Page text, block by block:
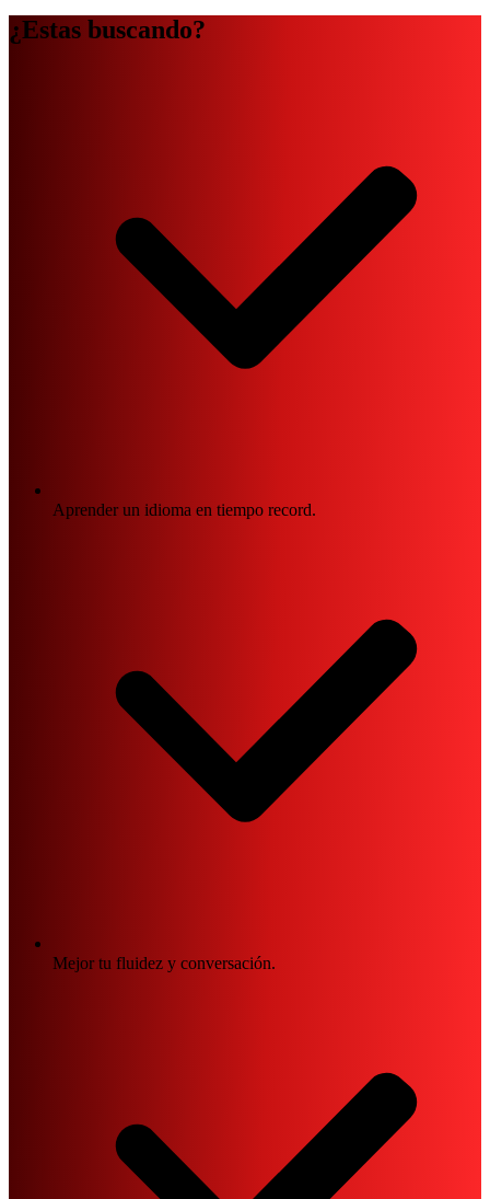
¿Estas buscando?
Aprender un idioma en tiempo record.
Mejor tu fluidez y conversación.